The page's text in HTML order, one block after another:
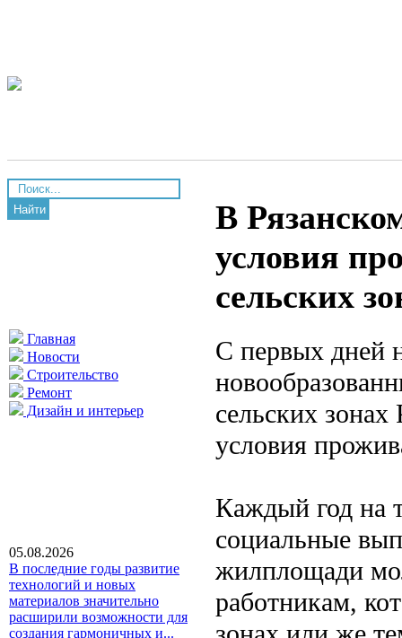
Найти
Главная
Новости
Строительство
Ремонт
Дизайн и интерьер
05.08.2026
В последние годы развитие
технологий и новых
материалов значительно
расширили возможности для
создания гармоничных и...
В
условия
сельских
С первых дней
сельских
условия
Каждый год на
социальные
жилплощади
работникам,